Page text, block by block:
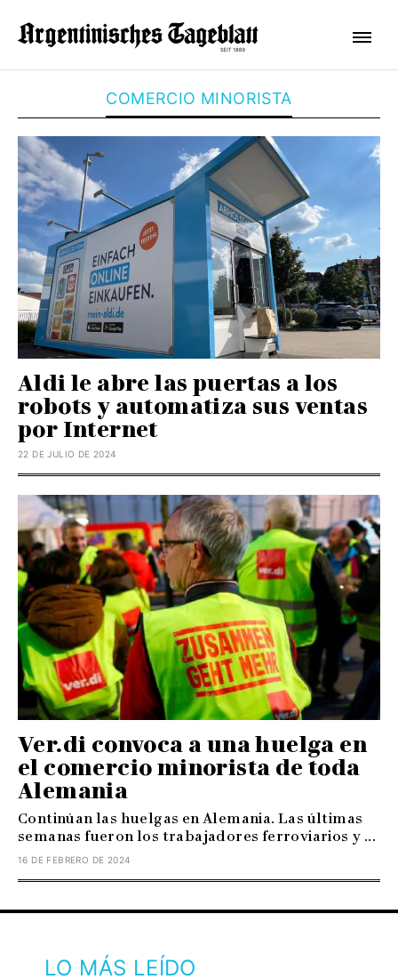
COMERCIO MINORISTA
Aldi le abre las puertas a los
robots y automatiza sus ventas
por Internet
22 DE JULIO DE 2024
Ver.di convoca a una huelga en
el comercio minorista de toda
Alemania
Continúan las huelgas en Alemania. Las últimas
semanas fueron los trabajadores ferroviarios y ...
16 DE FEBRERO DE 2024
LO MÁS LEÍDO